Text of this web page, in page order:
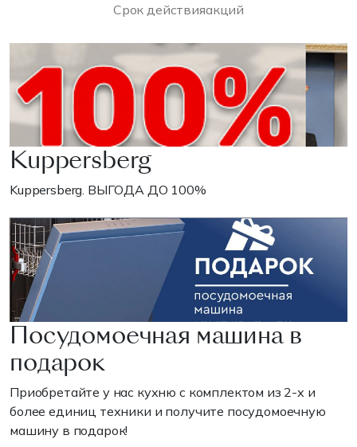
Срок действияакций
Kuppersberg
Kuppersberg. ВЫГОДА ДО 100%
Посудомоечная машина в
подарок
Приобретайте у нас кухню с комплектом из 2-х и
более единиц техники и получите посудомоечную
машину в подарок!